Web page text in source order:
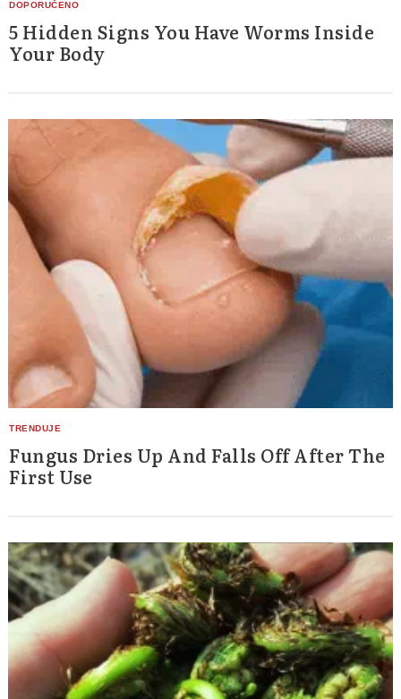
5 Hidden Signs You Have Worms Inside
Your Body
Fungus Dries Up And Falls Off After The
First Use